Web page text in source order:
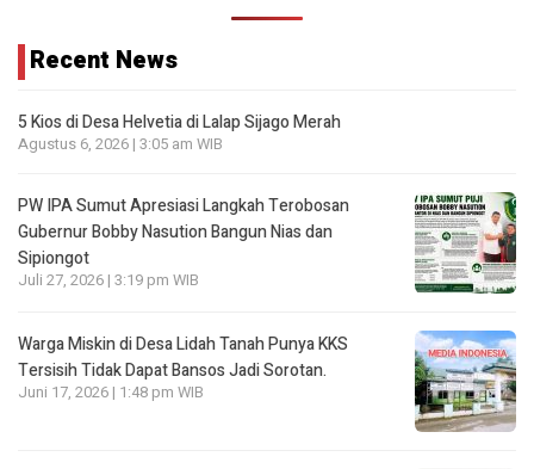
Recent News
5 Kios di Desa Helvetia di Lalap Sijago Merah
Agustus 6, 2026 | 3:05 am WIB
PW IPA Sumut Apresiasi Langkah Terobosan
Gubernur Bobby Nasution Bangun Nias dan
Sipiongot
Juli 27, 2026 | 3:19 pm WIB
Warga Miskin di Desa Lidah Tanah Punya KKS
Tersisih Tidak Dapat Bansos Jadi Sorotan.
Juni 17, 2026 | 1:48 pm WIB